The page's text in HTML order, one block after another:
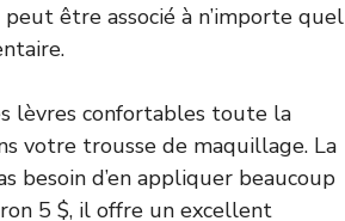
être associé à n’importe quel
lèvres confortables toute la
votre trousse de maquillage. La
besoin d’en appliquer beaucoup
5 $, il offre un excellent